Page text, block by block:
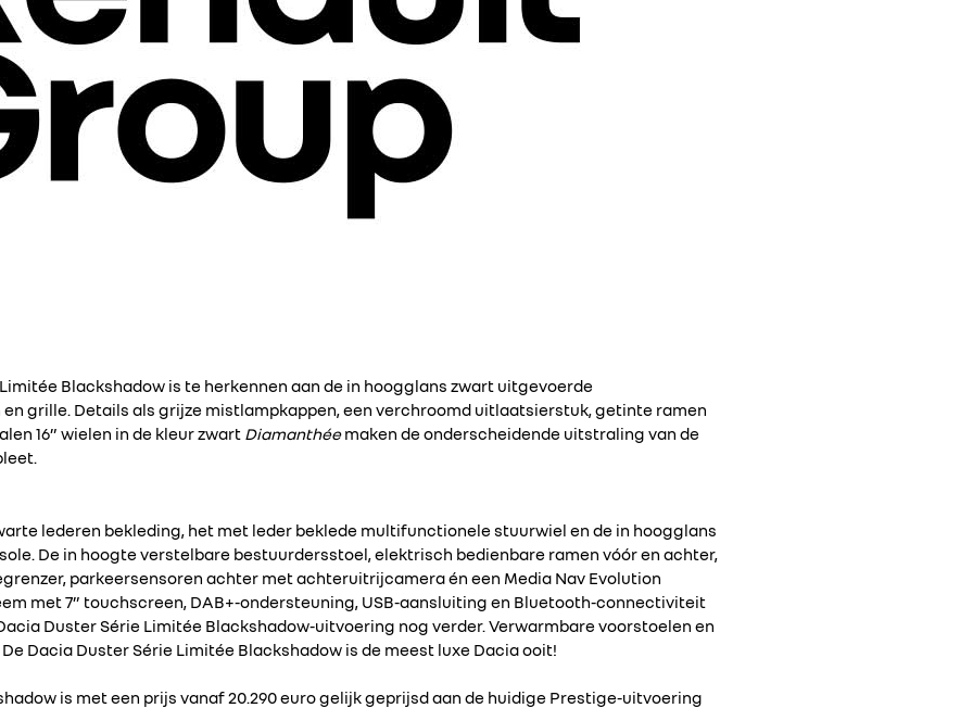
Blackshadow is te herkennen aan de in hoogglans zwart uitgevoerde
grille. Details als grijze mistlampkappen, een verchroomd uitlaatsierstuk, getinte ramen
16” wielen in de kleur zwart Diamanthéemaken de onderscheidende uitstraling van de
lederen bekleding, het met leder beklede multifunctionele stuurwiel en de in hoogglans
De in hoogte verstelbare bestuurdersstoel, elektrisch bedienbare ramen vóór en achter,
parkeersensoren achter met achteruitrijcamera én een Media Nav Evolution
met 7” touchscreen, DAB+-ondersteuning, USB-aansluiting en Bluetooth-connectiviteit
Duster Série Limitée Blackshadow-uitvoering nog verder. Verwarmbare voorstoelen en
Dacia Duster Série Limitée Blackshadow is de meest luxe Dacia ooit!
is met een prijs vanaf 20.290 euro gelijk geprijsd aan de huidige Prestige-uitvoering